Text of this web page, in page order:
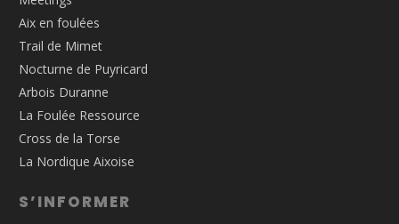
Aix en foulées
Trail de Mimet
Nocturne de Puyricard
Arbois Duranne
La Foulée Ressource
Cross de la Torse
La Nordique Aixoise
S’INFORMER